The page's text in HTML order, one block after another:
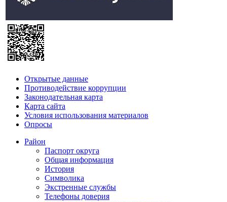
Открытые данные
Противодействие коррупции
Законодательная карта
Карта сайта
Условия использования материалов
Опросы
Район
Паспорт округа
Общая информация
История
Символика
Экстренные службы
Телефоны доверия